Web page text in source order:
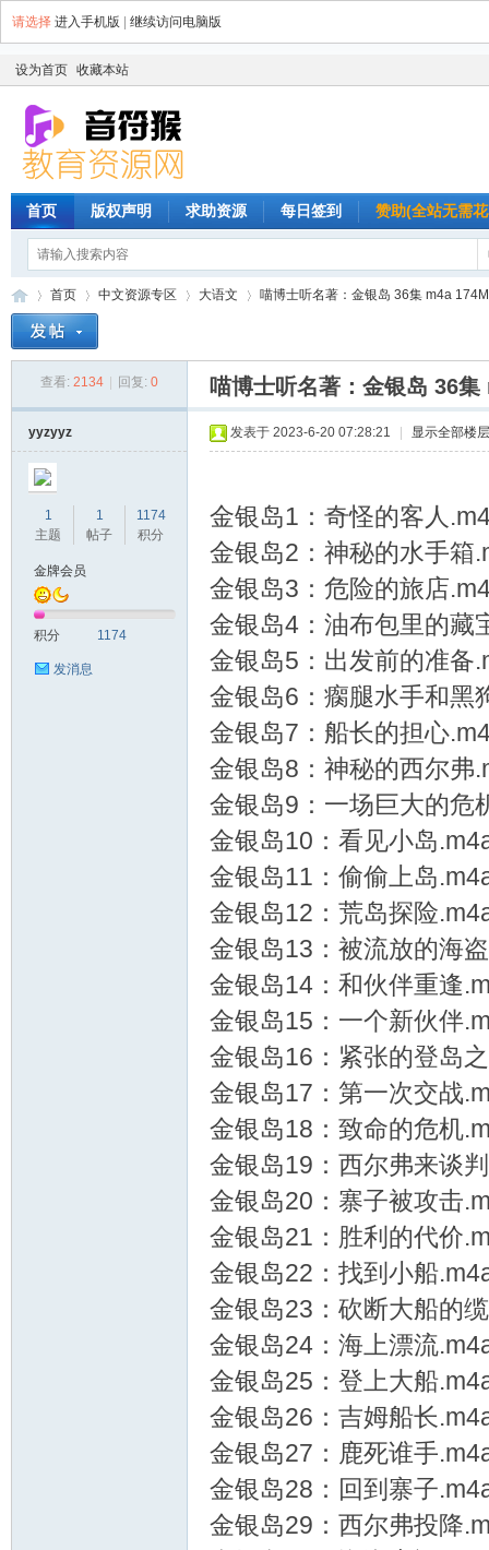
请选择 进入手机版 继续访问电脑版
设为首页 收藏本站
首页 版权声明 求助资源 每日签到 赞助(全站无需
首页
›
中文资源专区 大语文
›
喵博士听名著：金银岛 36集 m4a 174M
查看: 2134 回复: 0 喵博士听名著：金银岛 36
yyzyyz
1
主题
1
帖子
1174
积分
金牌会员
积分 1174
发消息
发表于 2023-6-20 07:28:21 显示全部楼层
金银岛1：奇怪的客人
金银岛2：神秘的水手箱
金银岛3：危险的旅店
金银岛4：油布包里的藏
金银岛5：出发前的准备
金银岛6：瘸腿水手和黑
金银岛7：船长的担心
金银岛8：神秘的西尔弗
金银岛9：一场巨大的危
金银岛10：看见小岛
金银岛11：偷偷上岛
金银岛12：荒岛探险
金银岛13：被流放的海
金银岛14：和伙伴重逢
金银岛15：一个新伙伴
金银岛16：紧张的登岛
金银岛17：第一次交战
金银岛18：致命的危机
金银岛19：西尔弗来谈
金银岛20：寨子被攻击
金银岛21：胜利的代价
金银岛22：找到小船
金银岛23：砍断大船的
金银岛24：海上漂流
金银岛25：登上大船
金银岛26：吉姆船长
金银岛27：鹿死谁手
金银岛28：回到寨子
金银岛29：西尔弗投降